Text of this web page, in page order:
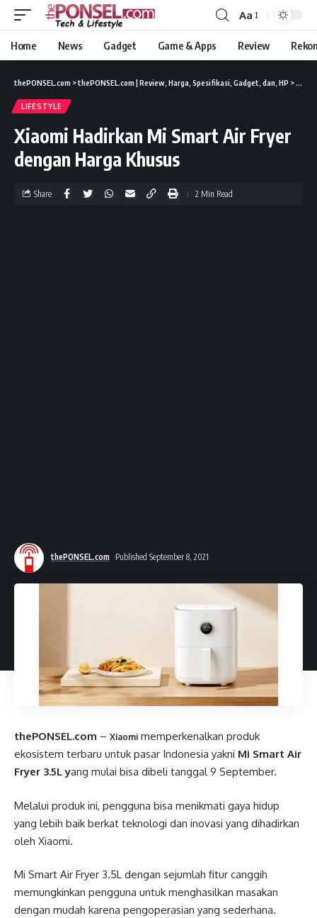
Aa
Home News Gadget Game & Apps Review
thePONSEL.com >thePONSEL.com | Review, Harga, Spesifikasi, Gadget, dan, HP >
LIFESTYLE
Xiaomi Hadirkan Mi Smart Air Fryer
dengan Harga Khusus
thePONSEL.com Published September 8, 2021
Share 2 Min Read
thePONSEL.com – Xiaomi memperkenalkan produk
ekosistem terbaru untuk pasar Indonesia yakni Mi Smart Air
Fryer 3.5L yang mulai bisa dibeli tanggal 9 September.
Melalui produk ini, pengguna bisa menikmati gaya hidup
yang lebih baik berkat teknologi dan inovasi yang dihadirkan
oleh Xiaomi.
Mi Smart Air Fryer 3.5L dengan sejumlah fitur canggih
memungkinkan pengguna untuk menghasilkan masakan
dengan mudah karena pengoperasian yang sederhana.